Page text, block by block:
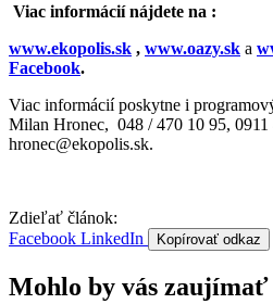
Viac informácií nájdete na :
www.ekopolis.sk , www.oazy.sk a
Facebook.
Viac informácií poskytne i
Milan Hronec, 048 / 470 10 95, 0911
hronec@ekopolis.sk.
Zdieľať článok:
Facebook LinkedIn Kopírovať odkaz
Mohlo by vás zaujímať